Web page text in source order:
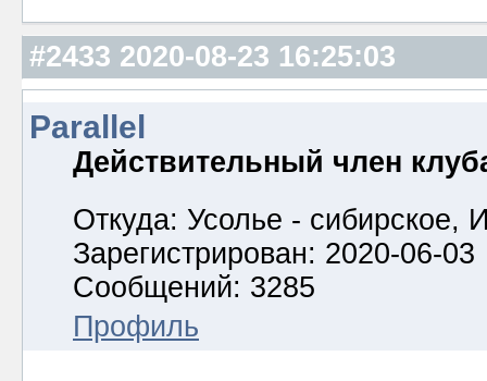
#2433 2020-08-23 16:25:03
Parallel
Действительный член
Откуда: Усолье - сибирское,
Зарегистрирован: 2020-06-03
Сообщений: 3285
Профиль